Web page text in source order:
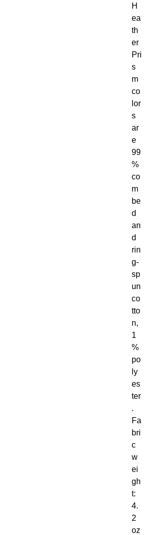
H
ea
th
er
Pri
s
m
co
lor
s
ar
e
99
%
co
m
be
d
an
d
rin
g-
sp
un
co
tto
n,
1
%
po
ly
es
ter
.
Fa
bri
c
w
ei
gh
t:
4.
2
oz